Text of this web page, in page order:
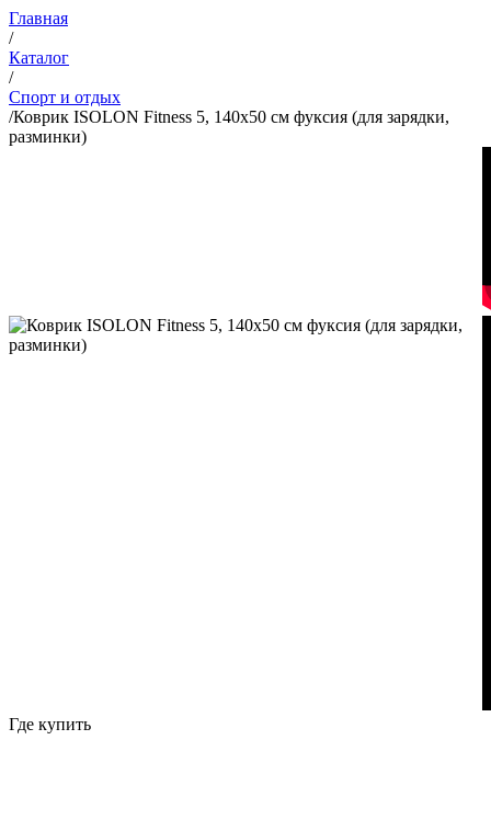
Главная
/
Каталог
/
Спорт и отдых
/Коврик ISOLON Fitness 5, 140х50 см фуксия (для зарядки,
разминки)
Где купить